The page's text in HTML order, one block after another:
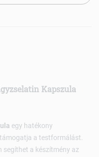
Kapszula
egy hatékony
a testformálást.
a készítmény az